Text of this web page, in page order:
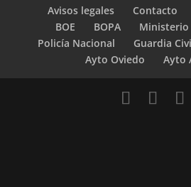
Avisos legales Contacto
BOE
BOPA
Policía Nacional
Guardia
Ayto Oviedo
Ayto